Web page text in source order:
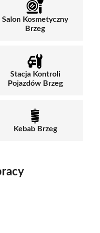
Salon Kosmetyczny
Brzeg
Stacja Kontroli
Pojazdów Brzeg
Kebab Brzeg